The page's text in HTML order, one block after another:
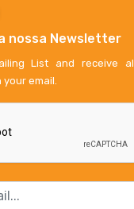
nossa Newsletter
List and receive
email.